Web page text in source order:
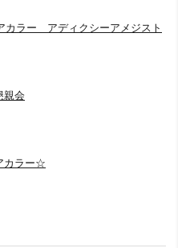
ラー アディクシーアメジスト
親会
カラー☆